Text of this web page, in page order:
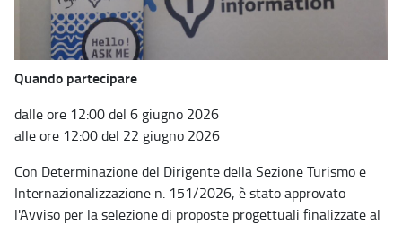
Quando partecipare
dalle ore 12:00 del 6 giugno 2026
alle ore 12:00 del 22 giugno 2026
Con Determinazione del Dirigente della Sezione Turismo e
Internazionalizzazione n. 151/2026, è stato approvato
l'Avviso per la selezione di proposte progettuali finalizzate al